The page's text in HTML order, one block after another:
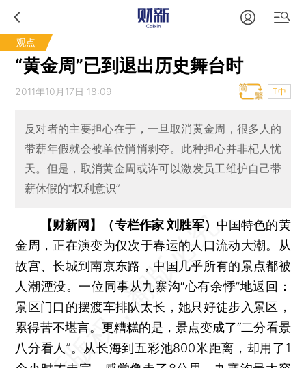
观点
“黄金周”已到退出历史舞台时
2011年10月17日 18:09 T中
反对者的主要担心在于，一旦取消黄金周，很多人的
带薪年假就会被单位悄悄剥夺。此种担心并非杞人忧
天。但是，取消黄金周或许可以激发员工维护自己带
薪休假的“权利意识”
【财新网】（专栏作家 刘胜军） 中国特色的黄
金周，正在演变为仅次于春运的人口流动大潮。从
故宫、长城到南京东路，中国几乎所有的景点都被
人潮湮没。一位同事从九寨沟“心有余悸”地返回：
景区门口的摆渡车排队太长，她只好徒步入景区，
累得苦不堪言。更糟糕的是，景点变成了“二分看景
八分看人”。从长海到五彩池800米距离，却用了1